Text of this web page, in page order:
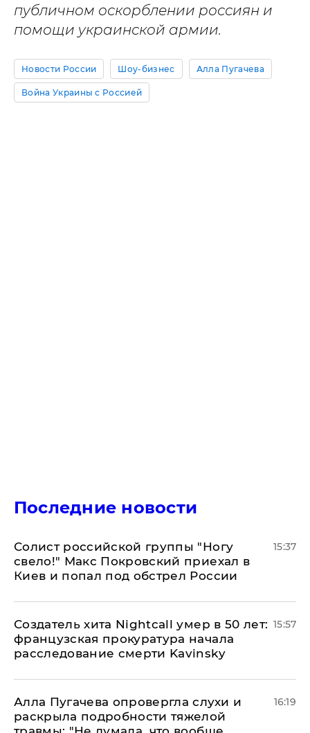
публичном оскорблении россиян и
помощи украинской армии.
Новости России Шоу-бизнес Алла Пугачева
Война Украины с Россией
Последние новости
Солист российской группы "Ногу
свело!" Макс Покровский приехал в
Киев и попал под обстрел России
15:37
Создатель хита Nightcall умер в 50 лет:
французская прокуратура начала
расследование смерти Kavinsky
15:57
Алла Пугачева опровергла слухи и
раскрыла подробности тяжелой
16:19